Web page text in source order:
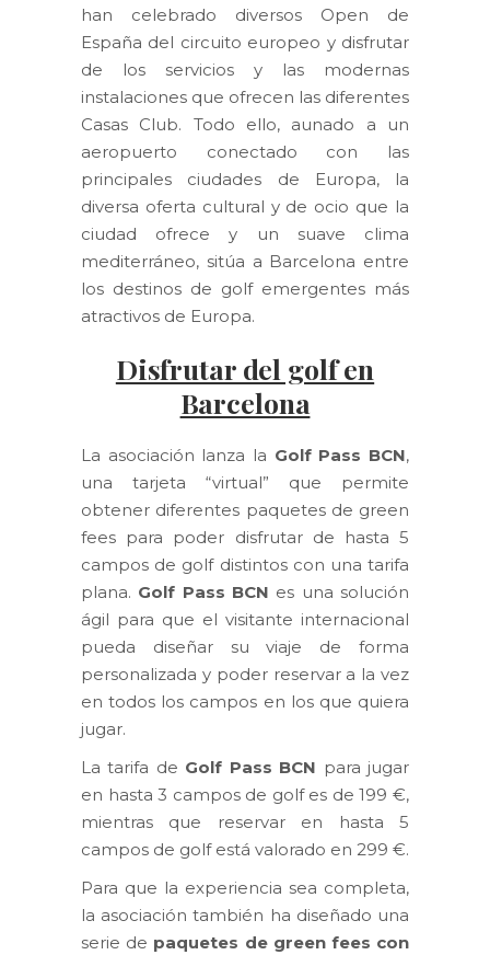
han celebrado diversos Open de
España del circuito europeo y disfrutar
de los servicios y las modernas
instalaciones que ofrecen las diferentes
Casas Club. Todo ello, aunado a un
aeropuerto conectado con las
principales ciudades de Europa, la
diversa oferta cultural y de ocio que la
ciudad ofrece y un suave clima
mediterráneo, sitúa a Barcelona entre
los destinos de golf emergentes más
atractivos de Europa.
Disfrutar del golf en
Barcelona
La asociación lanza la Golf Pass BCN,
una tarjeta “virtual” que permite
obtener diferentes paquetes de green
fees para poder disfrutar de hasta 5
campos de golf distintos con una tarifa
plana. Golf Pass BCN es una solución
ágil para que el visitante internacional
pueda diseñar su viaje de forma
personalizada y poder reservar a la vez
en todos los campos en los que quiera
jugar.
La tarifa de Golf Pass BCN para jugar
en hasta 3 campos de golf es de 199 €,
mientras que reservar en hasta 5
campos de golf está valorado en 299 €.
Para que la experiencia sea completa,
la asociación también ha diseñado una
serie de paquetes de green fees con